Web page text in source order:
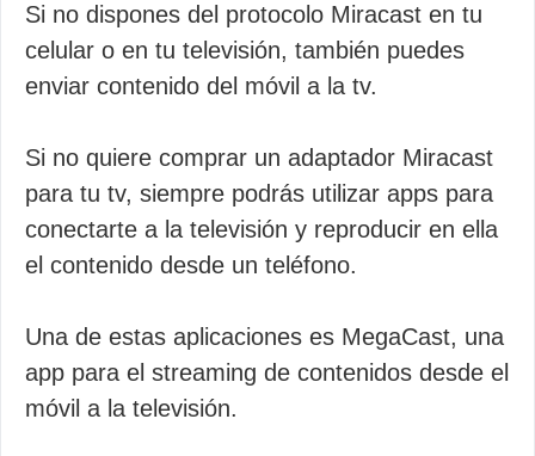
Si no dispones del protocolo Miracast en tu
celular o en tu televisión, también puedes
enviar contenido del móvil a la tv.
Si no quiere comprar un adaptador Miracast
para tu tv, siempre podrás utilizar apps para
conectarte a la televisión y reproducir en ella
el contenido desde un teléfono.
Una de estas aplicaciones es MegaCast, una
app para el streaming de contenidos desde el
móvil a la televisión.